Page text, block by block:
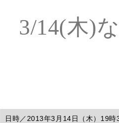
3/14(木)
日時／ 2013年3月14日（木）19